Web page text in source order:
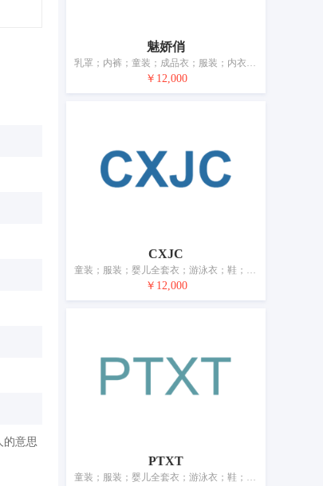
的意思
魅娇俏
乳罩；内裤；童装；成品衣；服装；内衣；睡衣；鞋；帽；袜
￥12,000
CXJC
童装；服装；婴儿全套衣；游泳衣；鞋；帽；袜；手套（服装）；围巾；腰带
￥12,000
PTXT
童装；服装；婴儿全套衣；游泳衣；鞋；帽；袜；手套（服装）；围巾；腰带